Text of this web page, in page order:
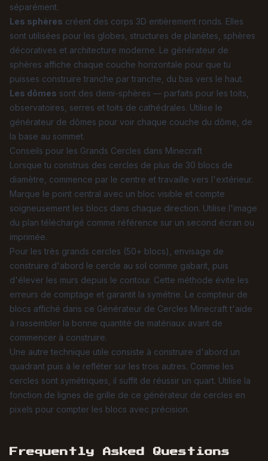
séparément.
Les sphères créent des corps 3D entièrement ronds. Elles
sont utilisées pour les globes, structures de planètes, sphères
décoratives et architecture moderne. Le générateur de
sphères affiche chaque couche horizontale pour que tu
puisses construire tranche par tranche, du bas vers le haut.
Les dômes sont des demi-sphères — parfaits pour les toits,
observatoires, serres et toits de cathédrales. Utilise le
générateur de dômes pour voir chaque couche du dôme, de
la base au sommet.
Conseils pour les Grands Cercles dans Minecraft
Lorsque tu construis des cercles de plus de 30 blocs de
diamètre, commence par le centre et travaille vers l'extérieur.
Marque le point central avec un bloc visible et compte
soigneusement les blocs dans chaque direction. Utilise l'image
du plan téléchargé comme référence sur un second écran ou
imprimée.
Pour les très grands cercles (50+ blocs), envisage de
construire d'abord le cercle au sol comme gabarit, puis
d'élever les murs depuis le contour. Cette méthode évite les
erreurs de comptage et garantit la symétrie. Le compteur de
blocs affiché dans ce Générateur de Cercles Minecraft t'aide
à rassembler la bonne quantité de matériaux avant de
commencer à construire.
Une autre technique utile consiste à construire d'abord un
quadrant puis à le refléter sur les trois autres. Comme les
cercles sont symétriques, il suffit de réussir un quart. Utilise la
fonction de lignes de grille de ce générateur de cercles en
pixels pour compter les blocs avec précision.
Frequently Asked Questions